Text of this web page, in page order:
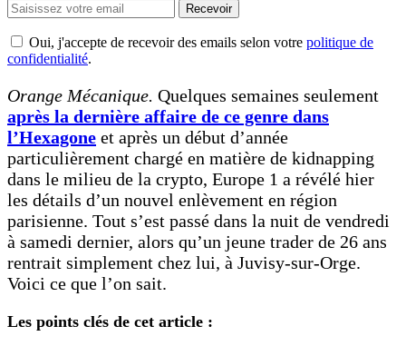
Recevoir
Oui, j'accepte de recevoir des emails selon votre politique de
confidentialité.
Orange Mécanique. Quelques semaines seulement
après la dernière affaire de ce genre dans
l’Hexagone et après un début d’année
particulièrement chargé en matière de kidnapping
dans le milieu de la crypto, Europe 1 a révélé hier
les détails d’un nouvel enlèvement en région
parisienne. Tout s’est passé dans la nuit de vendredi
à samedi dernier, alors qu’un jeune trader de 26 ans
rentrait simplement chez lui, à Juvisy-sur-Orge.
Voici ce que l’on sait.
Les points clés de cet article :